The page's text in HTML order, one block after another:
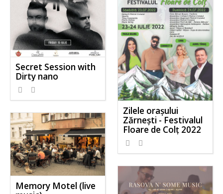
Secret Session with
Dirty nano
Zilele orașului
Zărnești - Festivalul
Floare de Colț 2022
Memory Motel (live